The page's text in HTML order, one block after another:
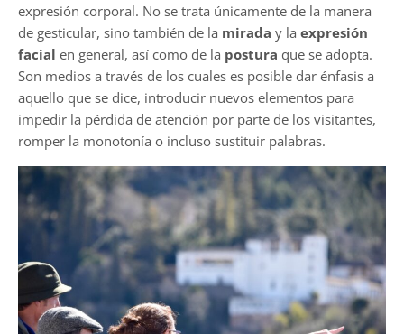
expresión corporal. No se trata únicamente de la manera
de gesticular, sino también de la mirada y la expresión
facial en general, así como de la postura que se adopta.
Son medios a través de los cuales es posible dar énfasis a
aquello que se dice, introducir nuevos elementos para
impedir la pérdida de atención por parte de los visitantes,
romper la monotonía o incluso sustituir palabras.